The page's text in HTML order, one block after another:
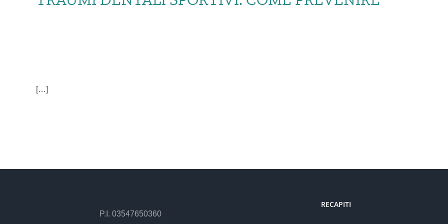
[…]
P.I. 03547650360
RECAPITI